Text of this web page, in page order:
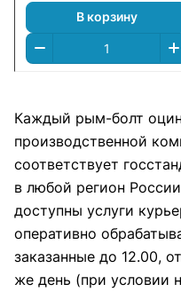
В корзину
Каждый рым-болт
производственной
соответствует
в любой регион
доступны услуги
оперативно
заказанные до 12.00,
же день (при условии